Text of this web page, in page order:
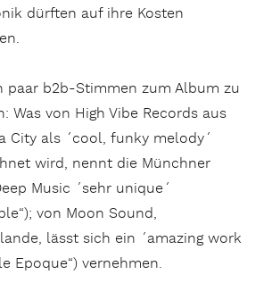
dürften auf ihre Kosten
paar b2b-Stimmen zum Album zu
Was von High Vibe Records aus
City als ´cool, funky melody´
wird, nennt die Münchner
Music ´sehr unique´
von Moon Sound,
lässt sich ein ´amazing work
Epoque“) vernehmen.